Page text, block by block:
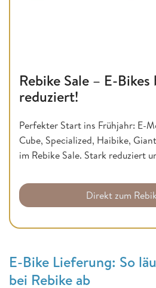
Rebike Sale – E-
reduziert!
Perfekter Start ins Frühjahr: E-
Cube, Specialized, Haibike,
im Rebike Sale. Stark reduziert
Direkt zum
E-Bike Lieferung: So
bei Rebike ab